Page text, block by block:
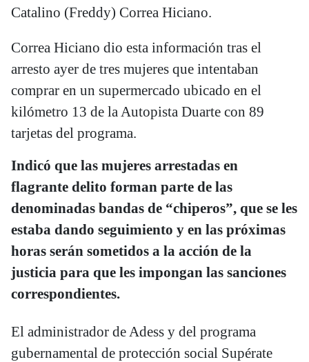
Catalino (Freddy) Correa Hiciano.
Correa Hiciano dio esta información tras el
arresto ayer de tres mujeres que intentaban
comprar en un supermercado ubicado en el
kilómetro 13 de la Autopista Duarte con 89
tarjetas del programa.
Indicó que las mujeres arrestadas en
flagrante delito forman parte de las
denominadas bandas de “chiperos”, que se les
estaba dando seguimiento y en las próximas
horas serán sometidos a la acción de la
justicia para que les impongan las sanciones
correspondientes.
El administrador de Adess y del programa
gubernamental de protección social Supérate